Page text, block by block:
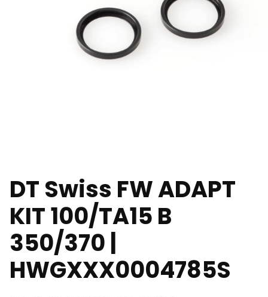
DT Swiss FW ADAPT
KIT 100/TA15 B
350/370 |
HWGXXX0004785S